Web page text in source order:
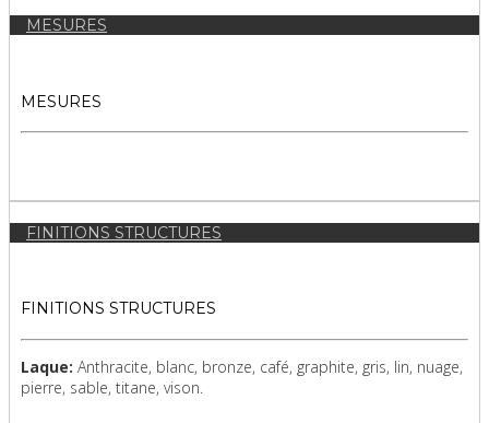
MESURES
MESURES
FINITIONS STRUCTURES
FINITIONS STRUCTURES
Laque: Anthracite, blanc, bronze, café, graphite, gris, lin, nuage,
pierre, sable, titane, vison.